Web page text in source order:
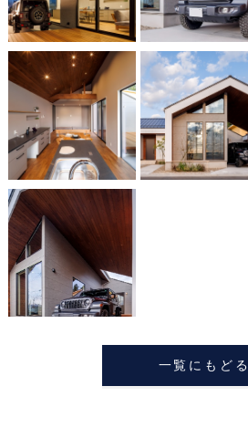
一覧にもどる